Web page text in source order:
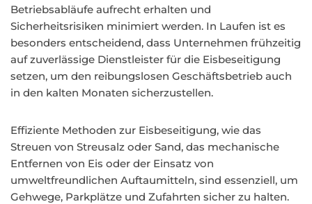
Betriebsabläufe aufrecht erhalten und
Sicherheitsrisiken minimiert werden. In Laufen ist es
besonders entscheidend, dass Unternehmen frühzeitig
auf zuverlässige Dienstleister für die Eisbeseitigung
setzen, um den reibungslosen Geschäftsbetrieb auch
in den kalten Monaten sicherzustellen.
Effiziente Methoden zur Eisbeseitigung, wie das
Streuen von Streusalz oder Sand, das mechanische
Entfernen von Eis oder der Einsatz von
umweltfreundlichen Auftaumitteln, sind essenziell, um
Gehwege, Parkplätze und Zufahrten sicher zu halten.